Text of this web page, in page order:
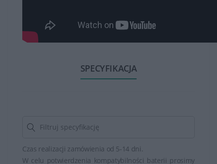
SPECYFIKACJA
Czas realizacji zamówienia od 5-14 dni.
W celu potwierdzenia kompatybilności baterii prosimy